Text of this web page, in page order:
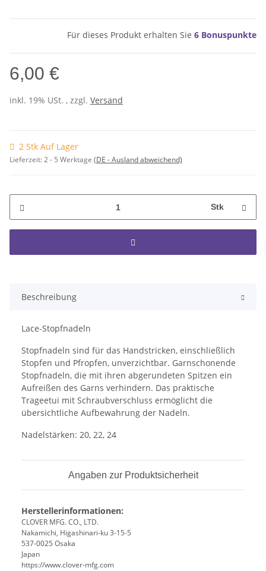
Für dieses Produkt erhalten Sie 6 Bonuspunkte
6,00 €
inkl. 19% USt. , zzgl. Versand
2 Stk Auf Lager
Lieferzeit:2 - 5 Werktage (DE - Ausland abweichend)
Stk
Beschreibung
Lace-Stopfnadeln
Stopfnadeln sind für das Handstricken, einschließlich
Stopfen und Pfropfen, unverzichtbar. Garnschonende
Stopfnadeln, die mit ihren abgerundeten Spitzen ein
Aufreißen des Garns verhindern. Das praktische
Trageetui mit Schraubverschluss ermöglicht die
übersichtliche Aufbewahrung der Nadeln.
Nadelstärken: 20, 22, 24
Angaben zur Produktsicherheit
Herstellerinformationen:
CLOVER MFG. CO., LTD.
Nakamichi, Higashinari-ku 3-15-5
537-0025 Osaka
Japan
https://www.clover-mfg.com